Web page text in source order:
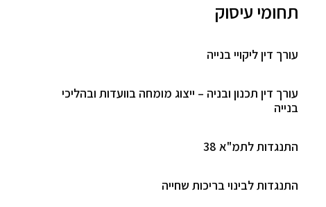
תחומי עיסוק
עורך דין ליקויי בנייה
עורך דין תכנון ובניה – ייצוג מומחה בוועדות ובהליכי
בנייה
התנגדות לתמ"א 38
התנגדות לבינוי בריכות שחייה